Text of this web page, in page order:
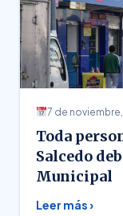
7 de
Toda
Salcedo
Municipal
Leer más ›